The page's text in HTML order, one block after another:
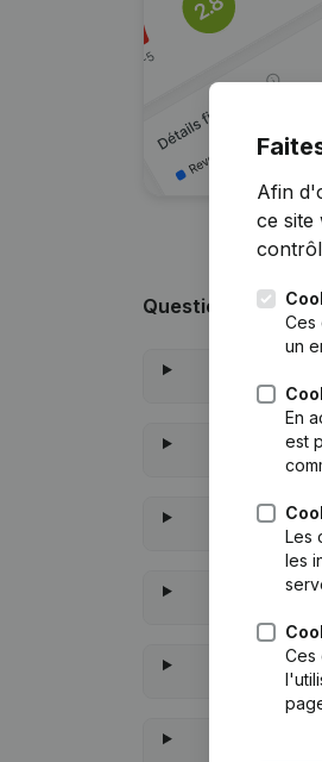
Questions
Afin
ce site
Ces
un
En
est
Les
les
Ces